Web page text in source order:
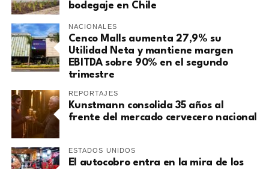
bodegaje en Chile
NACIONALES
Cenco Malls aumenta 27,9% su
Utilidad Neta y mantiene margen
EBITDA sobre 90% en el segundo
trimestre
REPORTAJES
Kunstmann consolida 35 años al
frente del mercado cervecero nacional
ESTADOS UNIDOS
El autocobro entra en la mira de los